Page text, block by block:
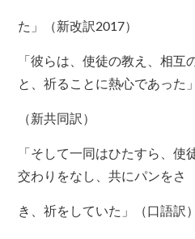
た」（新改訳2017）
「彼らは、使徒の教え、相互
と、祈ることに熱心であった」
（新共同訳）
「そして一同はひたすら、使
交わりをなし、共にパンをさ
き、祈をしていた」（口語訳）